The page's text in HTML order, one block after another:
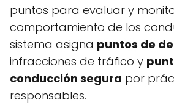
puntos para evaluar y
comportamiento de los
sistema asigna puntos de
infracciones de tráfico y
conducción segura por
responsables.